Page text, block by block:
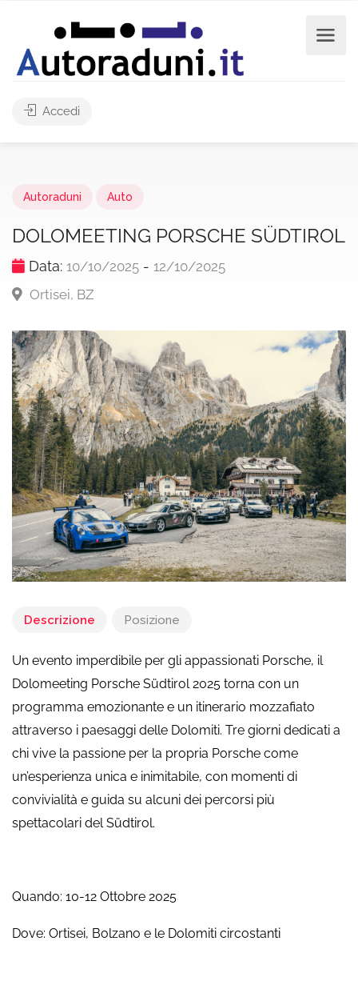
Accedi
Autoraduni Auto
DOLOMEETING PORSCHE SÜDTIROL
Data: 10/10/2025 - 12/10/2025
Ortisei, BZ
Descrizione Posizione
Un evento imperdibile per gli appassionati Porsche, il
Dolomeeting Porsche Südtirol 2025 torna con un
programma emozionante e un itinerario mozzafiato
attraverso i paesaggi delle Dolomiti. Tre giorni dedicati a
chi vive la passione per la propria Porsche come
un’esperienza unica e inimitabile, con momenti di
convivialità e guida su alcuni dei percorsi più
spettacolari del Südtirol.
Quando: 10-12 Ottobre 2025
Dove: Ortisei, Bolzano e le Dolomiti circostanti